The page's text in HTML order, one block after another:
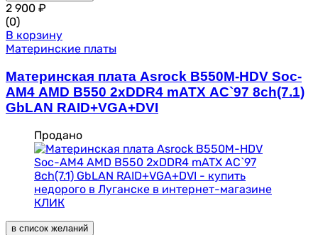
2 900 ₽
(0)
В корзину
Материнские платы
Материнская плата Asrock B550M-HDV Soc-
AM4 AMD B550 2xDDR4 mATX AC`97 8ch(7.1)
GbLAN RAID+VGA+DVI
Продано
в список желаний